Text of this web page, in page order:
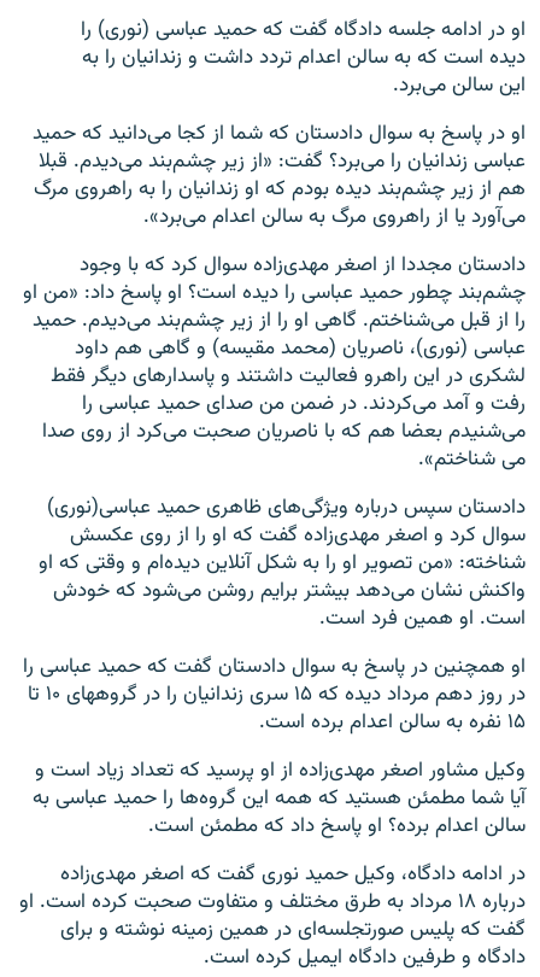
او در ادامه جلسه دادگاه گفت که حمید عباسی (نوری) را
دیده است که به سالن اعدام تردد داشت و زندانیان را به
این سالن می‌برد.
او در پاسخ به سوال ‏دادستان که شما از کجا می‌دانید که حمید
عباسی زندانیان را می‌برد؟ گفت: «از زیر چشم‌بند می‌دیدم. قبلا
هم از زیر‌ چشم‌بند دیده بودم که او زندانیان را به راهروی مرگ
می‌آورد یا از راهروی مرگ به سالن اعدام می‌برد».
دادستان مجددا از اصغر مهدی‌زاده سوال کرد که با وجود
چشم‌بند چطور حمید عباسی را دیده است؟ او پاسخ داد: «من او
را از قبل می‌شناختم. گاهی او را از زیر چشم‌بند می‌دیدم. حمید
عباسی (نوری)، ناصریان (محمد مقیسه) و گاهی هم داود
لشکری در این راهرو فعالیت داشتند و پاسدارهای دیگر فقط
رفت و آمد می‌کردند. در ضمن من صدای حمید عباسی را
می‌شنیدم بعضا هم که با ناصریان صحبت می‌کرد از روی صدا
می شناختم».
دادستان سپس درباره ویژگی‌های ظاهری حمید عباسی(نوری)
سوال کرد و اصغر مهدی‌زاده گفت که او را از روی عکسش
شناخته: «من تصویر او را به شکل آنلاین دیده‌ام و وقتی که او
واکنش نشان می‌دهد بیشتر برایم روشن می‌شود که خودش
است. او همین فرد است.
او همچنین در پاسخ به سوال دادستان گفت که حمید عباسی را
در روز دهم مرداد دیده که ۱۵ سری زندانیان را در گروههای ۱۰ تا
۱۵ نفره به سالن اعدام برده است.
وکیل مشاور اصغر مهدی‌زاده از او پرسید که تعداد زیاد است و
آیا شما مطمئن هستید که همه این گروه‌ها را حمید عباسی به
سالن اعدام برده؟ او پاسخ داد که مطمئن است.
در ادامه دادگاه، وکیل حمید نوری گفت که اصغر مهدی‌زاده
درباره ۱۸ مرداد به طرق مختلف و متفاوت صحبت کرده است. او
گفت که پلیس صورتجلسه‌ای در همین زمینه نوشته و برای
دادگاه و طرفین دادگاه ایمیل کرده است.